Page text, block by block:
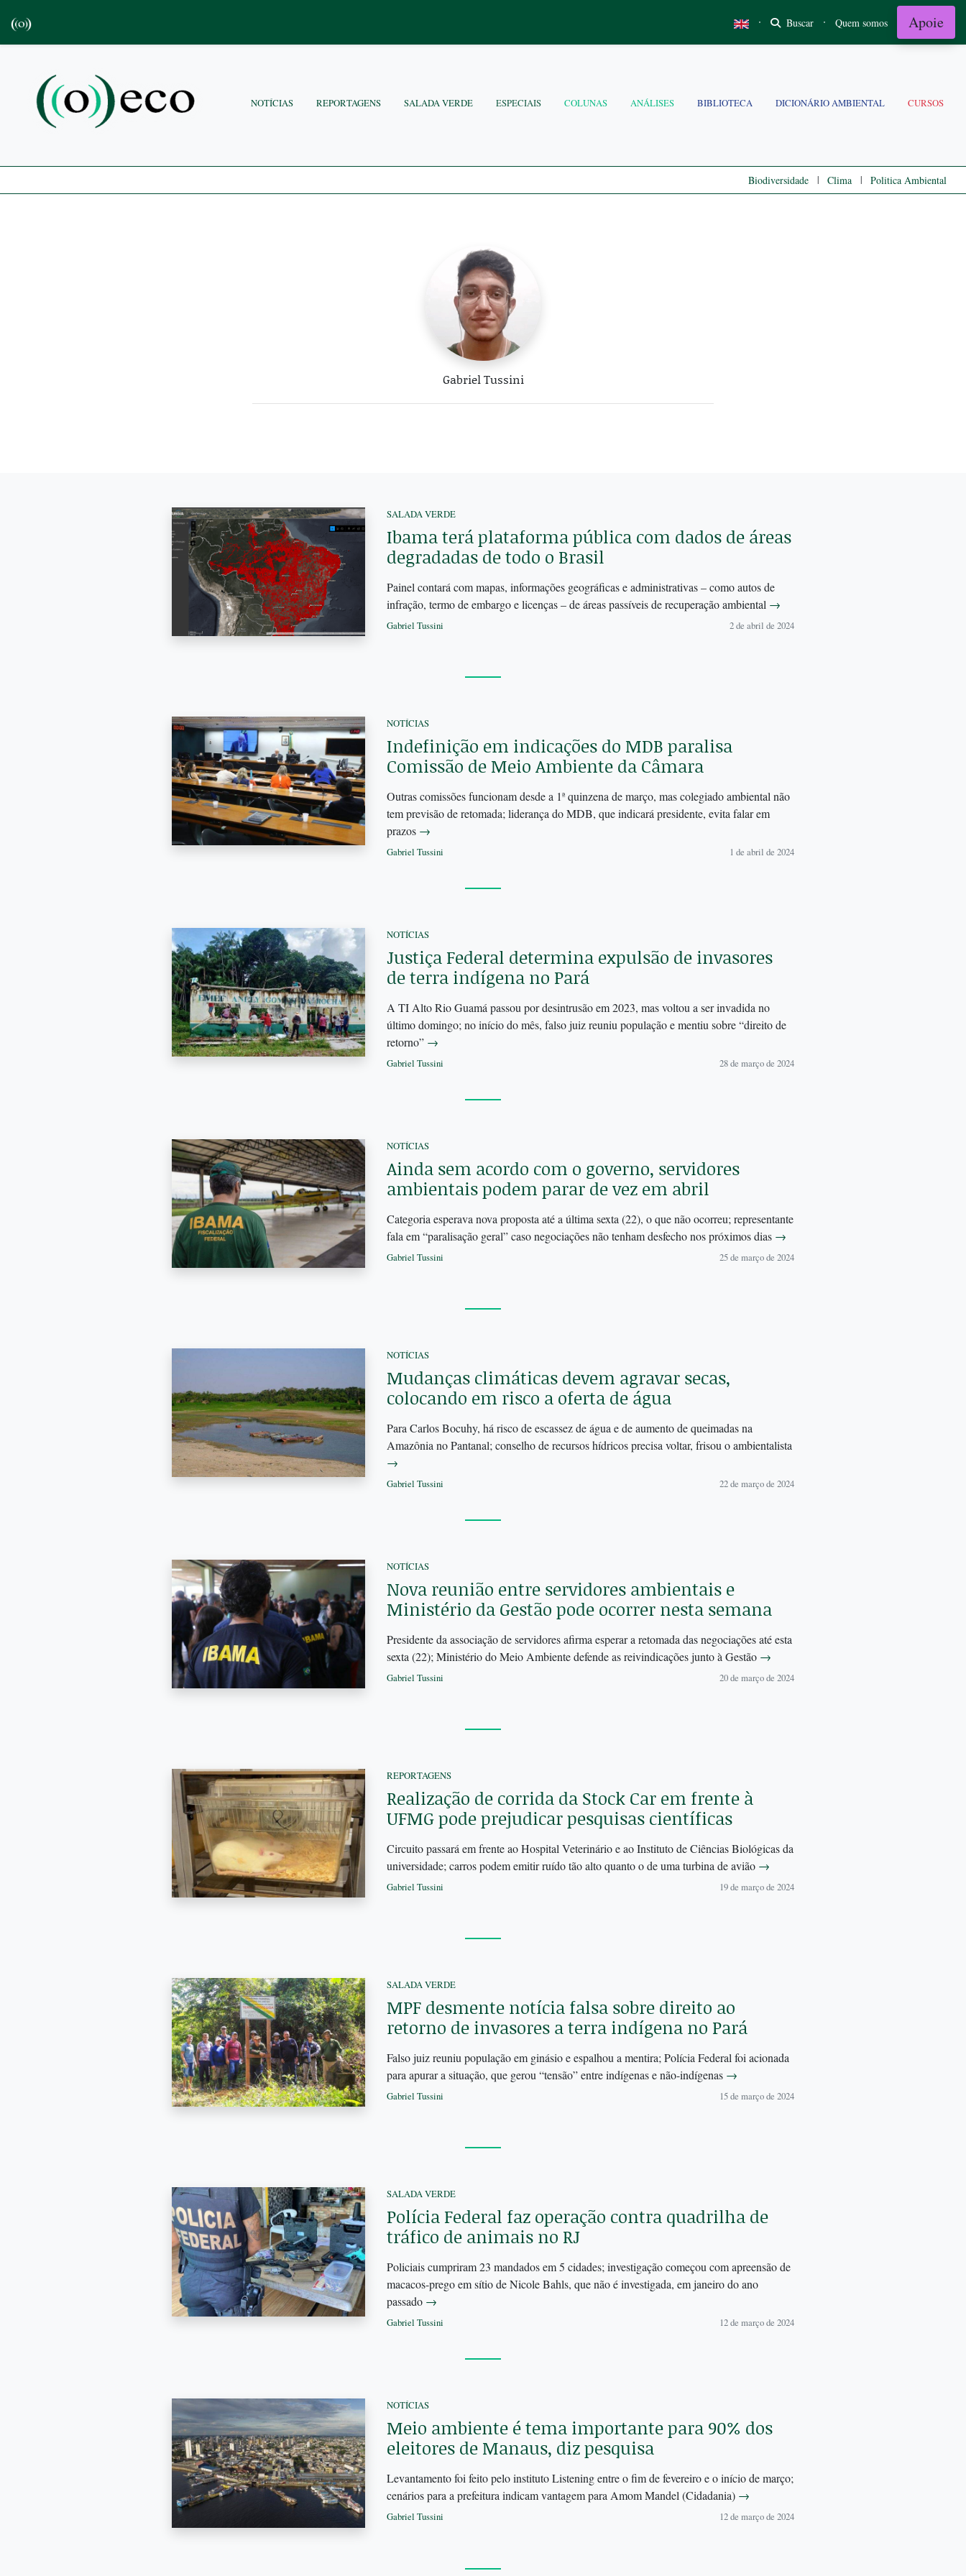
· Buscar · Quem somos Apoie
NOTÍCIAS REPORTAGENS SALADA VERDE ESPECIAIS COLUNAS ANÁLISES BIBLIOTECA DICIONÁRIO AMBIENTAL CURSOS
Biodiversidade | Clima | Politica Ambiental
Gabriel Tussini
SALADA VERDE
Ibama terá plataforma pública com dados de áreas
degradadas de todo o Brasil
Painel contará com mapas, informações geográficas e administrativas – como autos de
infração, termo de embargo e licenças – de áreas passíveis de recuperação ambiental →
Gabriel Tussini 2 de abril de 2024
NOTÍCIAS
Indefinição em indicações do MDB paralisa
Comissão de Meio Ambiente da Câmara
Outras comissões funcionam desde a 1ª quinzena de março, mas colegiado ambiental não
tem previsão de retomada; liderança do MDB, que indicará presidente, evita falar em
prazos →
Gabriel Tussini 1 de abril de 2024
NOTÍCIAS
Justiça Federal determina expulsão de invasores
de terra indígena no Pará
A TI Alto Rio Guamá passou por desintrusão em 2023, mas voltou a ser invadida no
último domingo; no início do mês, falso juiz reuniu população e mentiu sobre “direito de
retorno” →
Gabriel Tussini 28 de março de 2024
NOTÍCIAS
Ainda sem acordo com o governo, servidores
ambientais podem parar de vez em abril
Categoria esperava nova proposta até a última sexta (22), o que não ocorreu; representante
fala em “paralisação geral” caso negociações não tenham desfecho nos próximos dias →
Gabriel Tussini 25 de março de 2024
NOTÍCIAS
Mudanças climáticas devem agravar secas,
colocando em risco a oferta de água
Para Carlos Bocuhy, há risco de escassez de água e de aumento de queimadas na
Amazônia no Pantanal; conselho de recursos hídricos precisa voltar, frisou o ambientalista
→
Gabriel Tussini 22 de março de 2024
NOTÍCIAS
Nova reunião entre servidores ambientais e
Ministério da Gestão pode ocorrer nesta semana
Presidente da associação de servidores afirma esperar a retomada das negociações até esta
sexta (22); Ministério do Meio Ambiente defende as reivindicações junto à Gestão →
Gabriel Tussini 20 de março de 2024
REPORTAGENS
Realização de corrida da Stock Car em frente à
UFMG pode prejudicar pesquisas científicas
Circuito passará em frente ao Hospital Veterinário e ao Instituto de Ciências Biológicas da
universidade; carros podem emitir ruído tão alto quanto o de uma turbina de avião →
Gabriel Tussini 19 de março de 2024
SALADA VERDE
MPF desmente notícia falsa sobre direito ao
retorno de invasores a terra indígena no Pará
Falso juiz reuniu população em ginásio e espalhou a mentira; Polícia Federal foi acionada
para apurar a situação, que gerou “tensão” entre indígenas e não-indígenas →
Gabriel Tussini 15 de março de 2024
SALADA VERDE
Polícia Federal faz operação contra quadrilha de
tráfico de animais no RJ
Policiais cumpriram 23 mandados em 5 cidades; investigação começou com apreensão de
macacos-prego em sítio de Nicole Bahls, que não é investigada, em janeiro do ano
passado →
Gabriel Tussini 12 de março de 2024
NOTÍCIAS
Meio ambiente é tema importante para 90% dos
eleitores de Manaus, diz pesquisa
Levantamento foi feito pelo instituto Listening entre o fim de fevereiro e o início de março;
cenários para a prefeitura indicam vantagem para Amom Mandel (Cidadania) →
Gabriel Tussini 12 de março de 2024